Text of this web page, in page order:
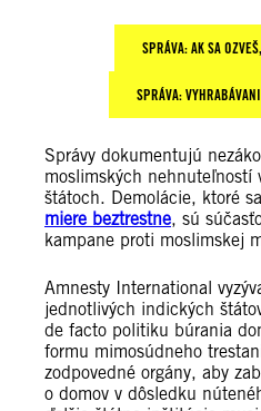
SPRÁVA: AK SA
SPRÁVA:
Správy dokumentujú
moslimských nehnuteľností
štátoch. Demolácie, ktoré sa
miere beztrestne, sú
kampane proti moslimskej
Amnesty International
jednotlivých indických
de facto politiku búrania
formu mimosúdneho
zodpovedné orgány, aby
o domov v dôsledku